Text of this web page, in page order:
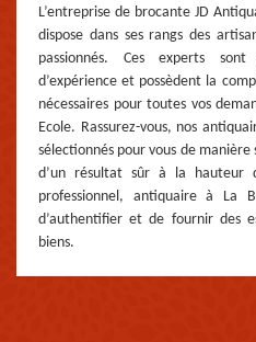
L’entreprise de brocante JD
dispose dans ses rangs des
passionnés. Ces experts
d’expérience et possèdent la
nécessaires pour toutes vos
Ecole. Rassurez-vous, nos
sélectionnés pour vous de
d’un résultat sûr à la hauteur
professionnel, antiquaire à La
d’authentifier et de fournir des
biens.